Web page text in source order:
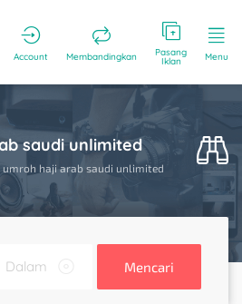
Account Membandingkan Pasang
Iklan Menu
saudi unlimited
umroh haji arab saudi unlimited
Mencari